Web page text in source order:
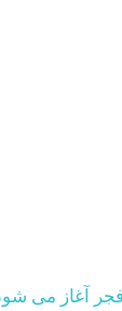
آغاز می